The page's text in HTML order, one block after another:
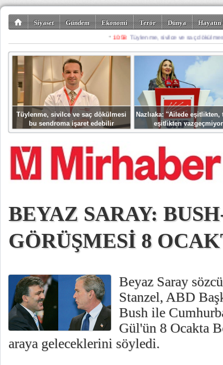
Siyaset Gündem Ekonomi Terör Dünya
Gezi-Turizm Spor Misafir
Tüylenme, sivilce ve saç dökülmesi
bu sendroma işaret edebilir
Nazlıaka: ''Ailede eşitlikten,
eşitlikten
BEYAZ SARAY:
GÖRÜŞMESİ 8
Beyaz Saray
Stanzel, ABD
Bush ile
Gül'ün 8 Ocakta
araya geleceklerini söyledi.